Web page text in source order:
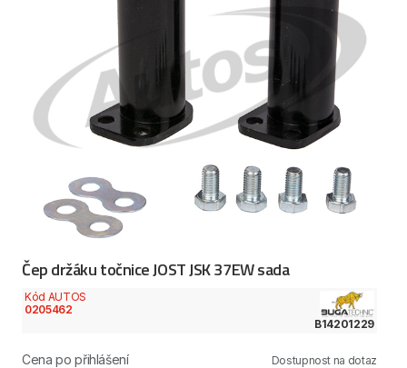
Čep držáku točnice JOST JSK 37EW sada
Kód AUTOS
0205462
B14201229
Cena po přihlášení Dostupnost na dotaz